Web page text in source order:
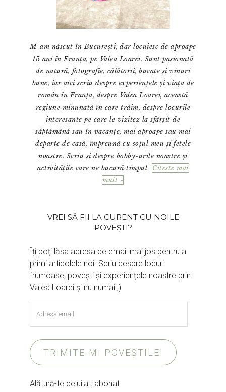
M-am născut în București, dar locuiesc de aproape
15 ani în Franța, pe Valea Loarei. Sunt pasionată
de natură, fotografie, călătorii, bucate și vinuri
bune, iar aici scriu despre experiențele și viața de
român în Franța, despre Valea Loarei, această
regiune minunată în care trăim, despre locurile
interesante pe care le vizitez la sfârșit de
săptămână sau în vacanțe, mai aproape sau mai
departe de casă, împreună cu soțul meu și fetele
noastre. Scriu și despre hobby-urile noastre și
activitățile care ne bucură timpul
Citeste mai
mult »
VREI SĂ FII LA CURENT CU NOILE
POVEȘTI?
Îți poți lăsa adresa de email mai jos pentru a
primi articolele noi. Scriu despre locuri
frumoase, povești și experiențele noastre prin
Valea Loarei și nu numai ;)
email
TRIMITE-MI POVEȘTILE!
Alătură-te celuilalt abonat.